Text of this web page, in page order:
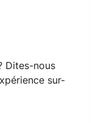
Dites-nous
sur-